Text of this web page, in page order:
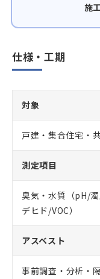
施
仕様・工期
対象
戸建・集合住宅・
測定項目
臭気・水質（pH/
デヒド/VOC）
アスベスト
事前調査・分析・